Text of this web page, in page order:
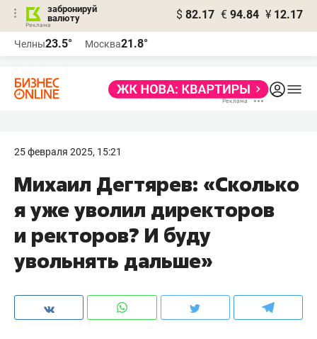
забронируй
валюту
$ 82.17 € 94.84 ¥ 12.17
Челны23.5° Москва21.8°
25 февраля 2025, 15:21
Михаил Дегтярев: «Сколько
я уже уволил директоров
и ректоров? И буду
увольнять дальше»